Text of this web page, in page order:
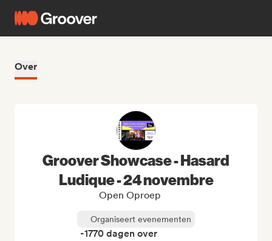
Over
Groover Showcase - Hasard
Ludique - 24 novembre
Open Oproep
Organiseert evenementen
-1770 dagen over